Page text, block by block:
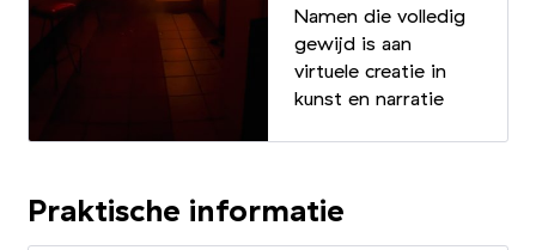
Namen die volledig
gewijd is aan
virtuele creatie in
kunst en narratie
Praktische informatie